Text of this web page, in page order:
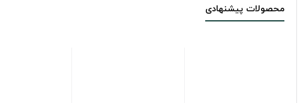
محصولات پیشنهادی